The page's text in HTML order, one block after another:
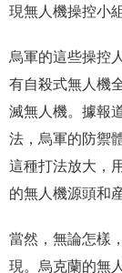
現無人機操控小
烏軍的這些操控
有自殺式無人機
滅無人機。據報
法，烏軍的防禦
這種打法放大，
的無人機源頭和
當然，無論怎樣
現。烏克蘭的無